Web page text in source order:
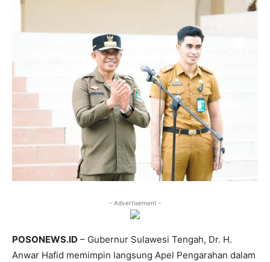
- Advertisement -
POSONEWS.ID – Gubernur Sulawesi Tengah, Dr. H.
Anwar Hafid memimpin langsung Apel Pengarahan dalam